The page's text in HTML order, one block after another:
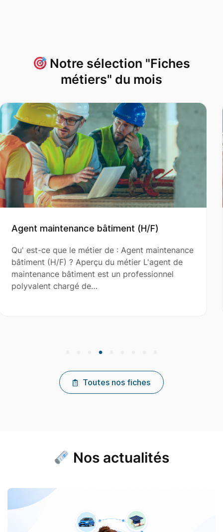
Notre sélection "Fiches
métiers" du mois
F)
maintenance
L'agent de
Aide Couvreur (H/F)
Qu' est-ce que le métier de :
(H/F) ? Aperçu du métier L'aide
le couvreur principal dans
réparation et…
Toutes nos fiches
Nos actualités